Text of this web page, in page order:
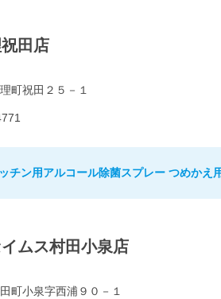
田店
町祝田２５－１
チン用アルコール除菌スプレー つめかえ
イムス村田小泉店
町小泉字西浦９０－１